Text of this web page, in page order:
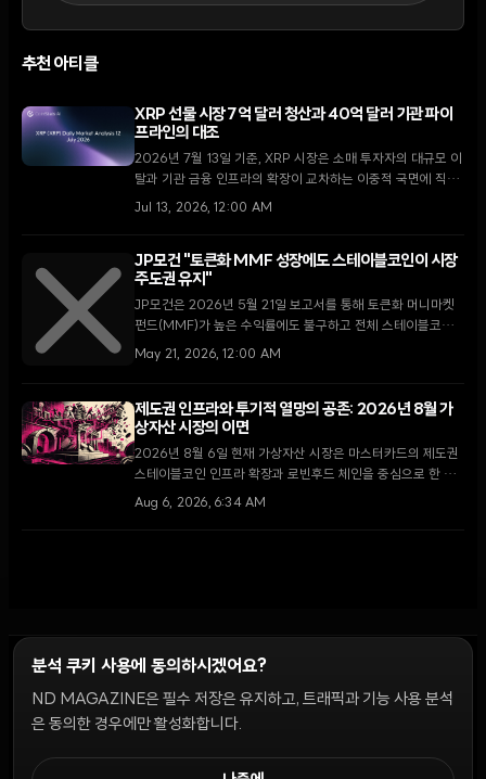
추천 아티클
XRP 선물 시장 7억 달러 청산과 40억 달러 기관 파이
프라인의 대조
2026년 7월 13일 기준, XRP 시장은 소매 투자자의 대규모 이
탈과 기관 금융 인프라의 확장이 교차하는 이중적 국면에 직면
해 있다.
Jul 13, 2026, 12:00 AM
JP모건 "토큰화 MMF 성장에도 스테이블코인이 시장
주도권 유지"
JP모건은 2026년 5월 21일 보고서를 통해 토큰화 머니마켓
펀드(MMF)가 높은 수익률에도 불구하고 전체 스테이블코인
시장의 5% 수준에 머물러 있다고 분석했다. 규제와 유동성 측
May 21, 2026, 12:00 AM
제도권 인프라와 투기적 열망의 공존: 2026년 8월 가
상자산 시장의 이면
2026년 8월 6일 현재 가상자산 시장은 마스터카드의 제도권
스테이블코인 인프라 확장과 로빈후드 체인을 중심으로 한 소
매 투자자들의 밈코인 투기라는 극명한 대조를 보이고 있다.
Aug 6, 2026, 6:34 AM
윤리 원칙 Discord 봇캠페인 가이드커뮤니티 랭킹
쿠키 설정
분석 쿠키 사용에 동의하시겠어요?
ND MAGAZINE은 필수 저장은 유지하고, 트래픽과 기능 사용 분석
은 동의한 경우에만 활성화합니다.